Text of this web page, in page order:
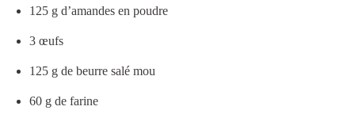
125 g d’amandes en poudre
3 œufs
125 g de beurre salé mou
60 g de farine